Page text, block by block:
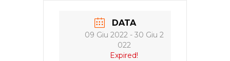
DATA
09 Giu 2022- 30 Giu 2
022
Expired!